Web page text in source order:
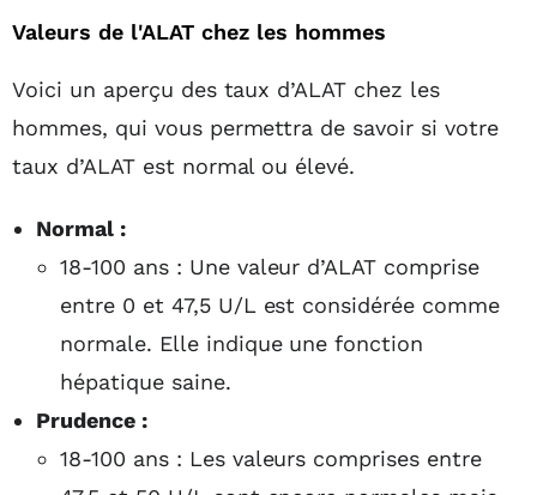
Valeurs de l'ALAT chez les hommes
Voici un aperçu des taux d’ALAT chez les
hommes, qui vous permettra de savoir si votre
taux d’ALAT est normal ou élevé.
Normal :
18-100 ans : Une valeur d’ALAT comprise
entre 0 et 47,5 U/L est considérée comme
normale. Elle indique une fonction
hépatique saine.
Prudence :
18-100 ans : Les valeurs comprises entre